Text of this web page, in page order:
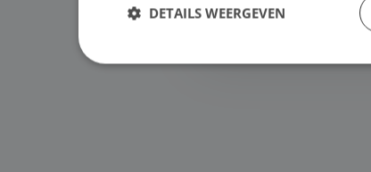
DETAILS WEERGEVEN